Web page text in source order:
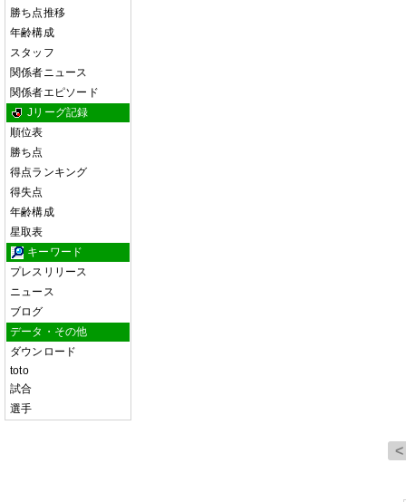
勝ち点推移
年齢構成
スタッフ
関係者ニュース
関係者エピソード
Jリーグ記録
順位表
勝ち点
得点ランキング
得失点
年齢構成
星取表
キーワード
プレスリリース
ニュース
ブログ
データ・その他
ダウンロード
toto
試合
選手